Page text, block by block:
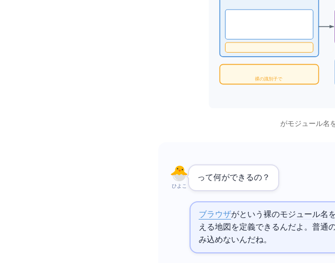
import React from 'react' // 裸の識別子でOK
Import Mapsがモジュー
ひよこ
Import Mapsって何ができるの？
ブラウザが`import 'react'`という裸のモジュール名
える地図を定義できるんだよ。普通
み込めないんだね。